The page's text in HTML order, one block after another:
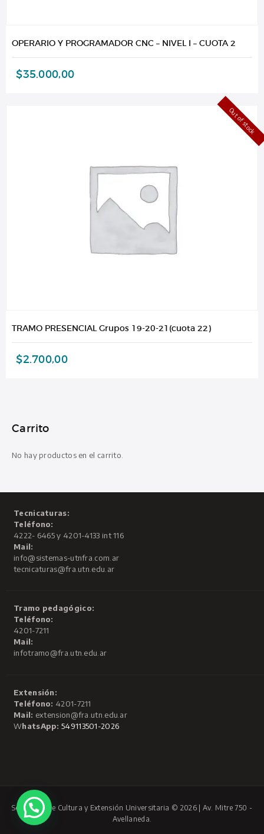
OPERARIO Y PROGRAMADOR CNC – NIVEL I – CUOTA 2
$35.000,00
Out of stock
TRAMO PRESENCIAL Grupos 19-20-21(cuota 22)
$2.700,00
Carrito
No hay productos en el carrito.
Tecnicaturas:
Teléfono:
4222- 6465 y 4201-4133 int 116
Mail:
info@sistemas-utnfra.com.ar
tecnicaturas@fra.utn.edu.ar
Tramo pedagógico:
Teléfono:
4201-7211
Mail:
infotramo@fra.utn.edu.ar
Extensión:
Teléfono: 4201-7211
Mail: extension@fra.utn.edu.ar
WhatsApp: 549113501-2026
Secretaría de Cultura y Extensión Universitaria © 2026 | Av. Mitre 750 -
Avellaneda.